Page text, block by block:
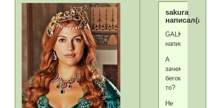
sakura
написал(а):
GALKA60
написал(а):
А
зачем
бегом
то?
Не